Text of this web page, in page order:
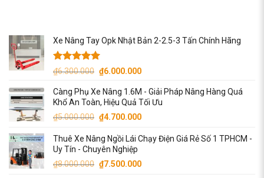
Xe Nâng Tay Opk Nhật Bản 2-2.5-3 Tấn Chính Hãng
Được xếp
hạng
5 sao
₫6.300.000 Giá
là:
₫6.300.000.
₫6.000.000Giá
tại
là:
₫6.000.000.
Càng Phụ Xe Nâng 1.6M - Giải Pháp Nâng Hàng Quá
Khổ An Toàn, Hiệu Quả Tối Ưu
₫5.000.000 Giá
là:
₫5.000.000.
₫4.700.000Giá
tại
₫4.700.000.
Thuê Xe Nâng Ngồi Lái Chạy Điện Giá Rẻ Số 1 TPHCM -
Uy Tín - Chuyên Nghiệp
₫8.000.000 Giá
₫7.500.000Giá